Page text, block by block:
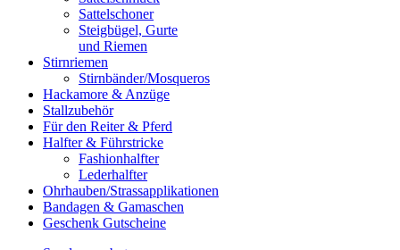
Sattelschoner
Steigbügel, Gurte
und Riemen
Stirnriemen
Stirnbänder/Mosqueros
Hackamore & Anzüge
Stallzubehör
Für den Reiter & Pferd
Halfter & Führstricke
Fashionhalfter
Lederhalfter
Ohrhauben/Strassapplikationen
Bandagen & Gamaschen
Geschenk Gutscheine